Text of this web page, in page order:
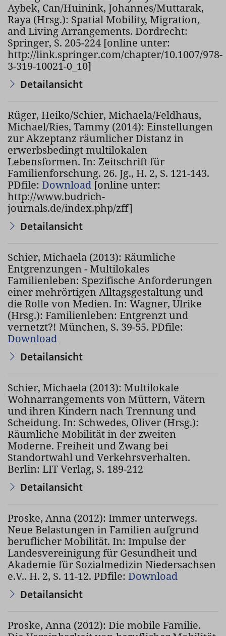
Aybek, Can/Huinink, Johannes/Muttarak,
Raya (Hrsg.): Spatial Mobility, Migration,
and Living Arrangements. Dordrecht:
Springer, S. 205-224 [online unter:
http://link.springer.com/chapter/10.1007/978-
3-319-10021-0_10]
Detailansicht
Rüger, Heiko/Schier, Michaela/Feldhaus,
Michael/Ries, Tammy (2014): Einstellungen
zur Akzeptanz räumlicher Distanz in
erwerbsbedingt multilokalen
Lebensformen. In: Zeitschrift für
Familienforschung. 26. Jg., H. 2, S. 121-143.
PDfile: Download [online unter:
http://www.budrich-
journals.de/index.php/zff]
Detailansicht
Schier, Michaela (2013): Räumliche
Entgrenzungen - Multilokales
Familienleben: Spezifische Anforderungen
einer mehrörtigen Alltagsgestaltung und
die Rolle von Medien. In: Wagner, Ulrike
(Hrsg.): Familienleben: Entgrenzt und
vernetzt?! München, S. 39-55. PDfile:
Download
Detailansicht
Schier, Michaela (2013): Multilokale
Wohnarrangements von Müttern, Vätern
und ihren Kindern nach Trennung und
Scheidung. In: Schwedes, Oliver (Hrsg.):
Räumliche Mobilität in der zweiten
Moderne. Freiheit und Zwang bei
Standortwahl und Verkehrsverhalten.
Berlin: LIT Verlag, S. 189-212
Detailansicht
Proske, Anna (2012): Immer unterwegs.
Neue Belastungen in Familien aufgrund
beruflicher Mobilität. In: Impulse der
Landesvereinigung für Gesundheit und
Akademie für Sozialmedizin Niedersachsen
e.V.. H. 2, S. 11-12. PDfile: Download
Detailansicht
Proske, Anna (2012): Die mobile Familie.